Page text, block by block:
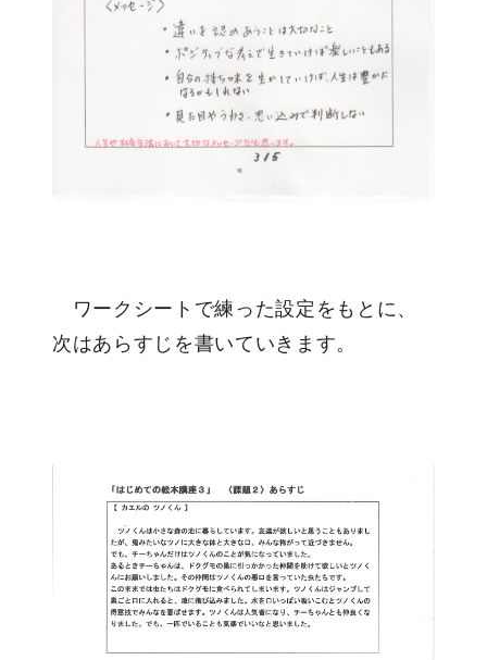
ワークシートで練った設定をもとに、
次はあらすじを書いていきます。